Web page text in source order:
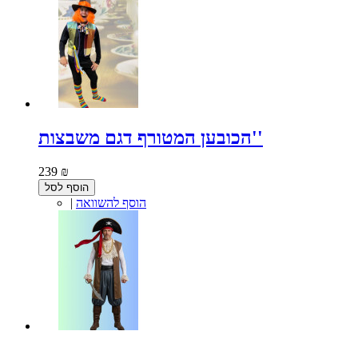
הכובען המטורף דגם משבצות''
239 ₪
הוסף לסל
| הוסף להשוואה